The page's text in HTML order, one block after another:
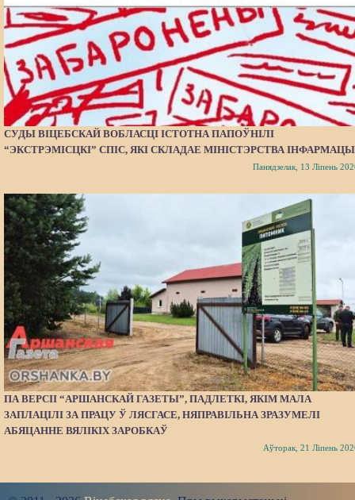
СУДЫ ВІЦЕБСКАЙ ВОБЛАСЦІ ІСТОТНА ПАПОЎНІЛІ
“ЭКСТРЭМІСЦКІ” СПІС, ЯКІ СКЛАДАЕ МІНІСТЭРСТВА
Панядзелак, 13 Ліпень
ПА ВЕРСІІ “АРШАНСКАЙ ГАЗЕТЫ”, ПАДЛЕТКІ, ЯКІМ МАЛА
ЗАПЛАЦІЛІ ЗА ПРАЦУ Ў ЛЯСГАСЕ, НЯПРАВІЛЬНА ЗРАЗУМЕЛІ
АБЯЦАННЕ ВЯЛІКІХ ЗАРОБКАЎ
Аўторак, 21 Ліпень